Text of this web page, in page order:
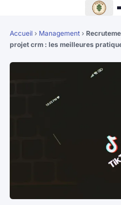
Accueil › Management ›
projet crm : les meilleures